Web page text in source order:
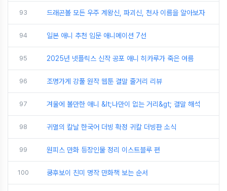
93 드래곤볼 모든 우주 계왕신, 파괴신, 천사 이름을 알아보자
94 일본 애니 추천 입문 애니메이션 7선
95 2025년 넷플릭스 신작 공포 애니 히카루가 죽은 여름
96 조명가게 강풀 원작 웹툰 결말 줄거리 리뷰
97 겨울에 볼만한 애니 &lt;나만이 없는 거리&gt; 결말 해석
98 귀멸의 칼날 한국어 더빙 확정 귀칼 더빙판 소식
99 원피스 만화 등장인물 정리 이스트블루 편
100 쿵후보이 친미 명작 만화책 보는 순서